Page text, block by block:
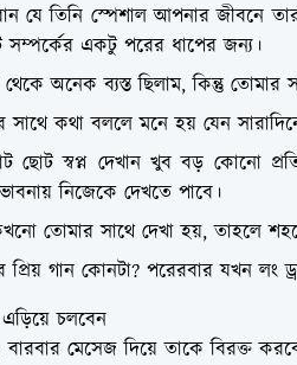
যে তিনি স্পেশাল আপনার জীবনে
সম্পর্কের একটু পরের ধাপের জন্য।
অনেক ব্যস্ত ছিলাম, কিন্তু তোমার
কথা বললে মনে হয় যেন
ছোট স্বপ্ন দেখান খুব বড় কোনো
নিজেকে দেখতে পাবে।
তোমার সাথে দেখা হয়, তাহলে
গান কোনটা? পরেরবার যখন লং
চলবেন
বারবার মেসেজ দিয়ে তাকে বিরক্ত